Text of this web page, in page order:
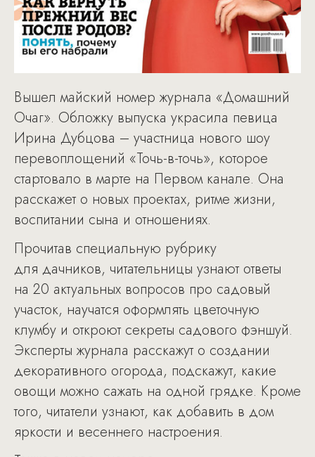
Вышел майский номер журнала «Домашний
Очаг». Обложку выпуска украсила певица
Ирина Дубцова – участница нового шоу
перевоплощений «Точь-в-точь», которое
стартовало в марте на Первом канале. Она
расскажет о новых проектах, ритме жизни,
воспитании сына и отношениях.
Прочитав специальную рубрику
для дачников, читательницы узнают ответы
на 20 актуальных вопросов про садовый
участок, научатся оформлять цветочную
клумбу и откроют секреты садового фэншуй.
Эксперты журнала расскажут о создании
декоративного огорода, подскажут, какие
овощи можно сажать на одной грядке. Кроме
того, читатели узнают, как добавить в дом
яркости и весеннего настроения.